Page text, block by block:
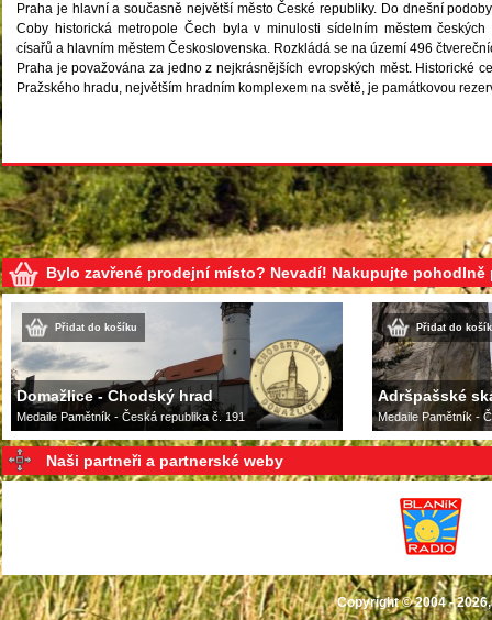
Praha je hlavní a současně největší město České republiky. Do dnešní
Coby historická metropole Čech byla v minulosti sídelním městem českých
císařů a hlavním městem Československa. Rozkládá se na území 496
Praha je považována za jedno z nejkrásnějších evropských měst. Historické
Pražského hradu, největším hradním komplexem na světě, je památkovou
Bylo zavřené prodejní místo? Nevadí! Nakupujte
Přidat do košíku
Domažlice - Chodský hrad
Medaile Pamětník - Česká republika č. 191
Přidat do
Adršpašské
Medaile Pamětník -
Naši partneři a partnerské weby
Copyright © 2004 -